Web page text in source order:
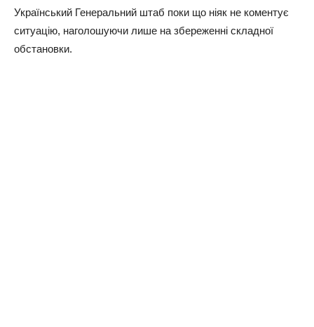
Український Генеральний штаб поки що ніяк не коментує
ситуацію, наголошуючи лише на збереженні складної
обстановки.